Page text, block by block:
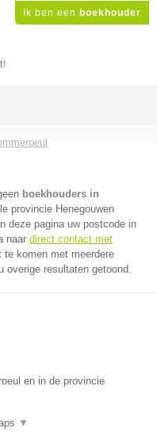
Ik ben een boekhouder
boekhouders in
provincie Henegouwen
deze pagina uw postcode in
naar direct contact met
komen met meerdere
overige resultaten getoond.
en in de provincie
▼